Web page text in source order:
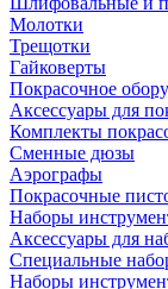
Молотки
Трещотки
Гайковерты
Покрасочное
Аксессуары для
Комплекты
Сменные дюзы
Аэрографы
Покрасочные
Наборы
Аксессуары для
Специальные
Наборы